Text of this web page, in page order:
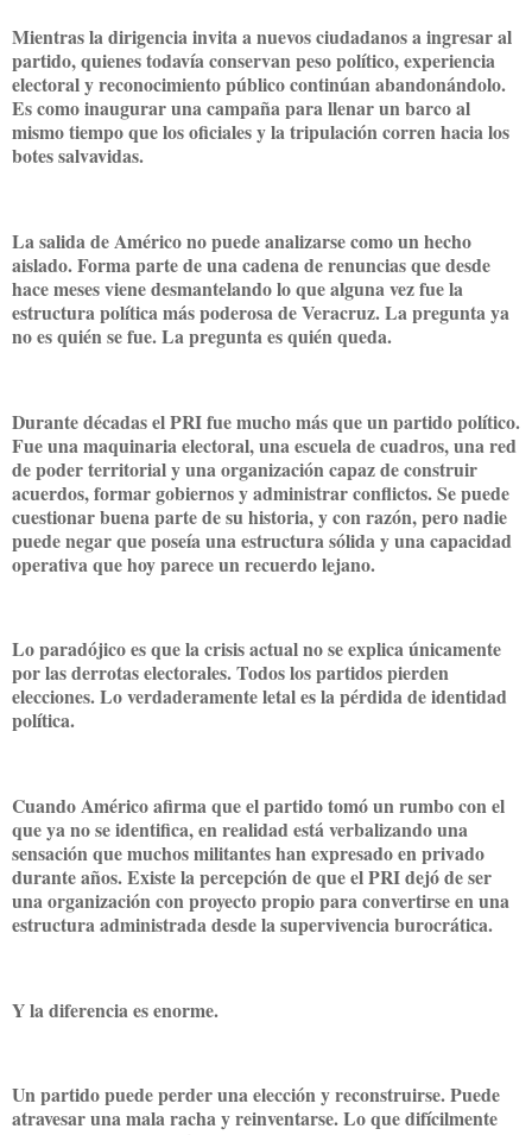
Mientras la dirigencia invita a nuevos ciudadanos a ingresar al
partido, quienes todavía conservan peso político, experiencia
electoral y reconocimiento público continúan abandonándolo.
Es como inaugurar una campaña para llenar un barco al
mismo tiempo que los oficiales y la tripulación corren hacia los
botes salvavidas.
La salida de Américo no puede analizarse como un hecho
aislado. Forma parte de una cadena de renuncias que desde
hace meses viene desmantelando lo que alguna vez fue la
estructura política más poderosa de Veracruz. La pregunta ya
no es quién se fue. La pregunta es quién queda.
Durante décadas el PRI fue mucho más que un partido político.
Fue una maquinaria electoral, una escuela de cuadros, una red
de poder territorial y una organización capaz de construir
acuerdos, formar gobiernos y administrar conflictos. Se puede
cuestionar buena parte de su historia, y con razón, pero nadie
puede negar que poseía una estructura sólida y una capacidad
operativa que hoy parece un recuerdo lejano.
Lo paradójico es que la crisis actual no se explica únicamente
por las derrotas electorales. Todos los partidos pierden
elecciones. Lo verdaderamente letal es la pérdida de identidad
política.
Cuando Américo afirma que el partido tomó un rumbo con el
que ya no se identifica, en realidad está verbalizando una
sensación que muchos militantes han expresado en privado
durante años. Existe la percepción de que el PRI dejó de ser
una organización con proyecto propio para convertirse en una
estructura administrada desde la supervivencia burocrática.
Y la diferencia es enorme.
Un partido puede perder una elección y reconstruirse. Puede
atravesar una mala racha y reinventarse. Lo que difícilmente